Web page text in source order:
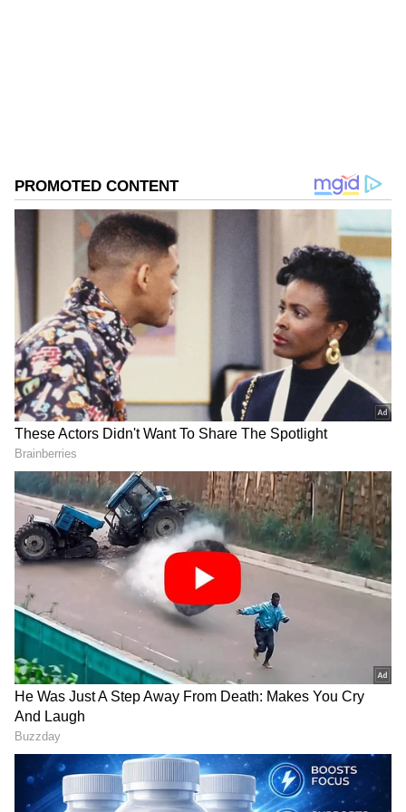
DOWNLOAD APP
ಕನ್ನಡ ಸಿನಿಮಾ (Kannada Cinema News), ಟಿವಿ
ಕಾರ್ಯಕ್ರಮಗಳು (Kannada TV Shows), ಸೆಲೆಬ್ರಿಟಿ
ಸುದ್ದಿಗಳು ಮತ್ತು ಇತ್ತೀಚಿನ ಸುದ್ದಿಗಳಿಗಾಗಿ ಏಷ್ಯಾನೆಟ್
ಸುವರ್ಣ ನ್ಯೂಸ್‌ನಲ್ಲಿ ಮನರಂಜನಾ ವಿಭಾಗ ನೋಡಿ.
ಸಿನಿಮಾ ವಿಮರ್ಶೆಗಳು (
Kannada Movies Review),
ತಾರೆಯರ ಸಂದರ್ಶನಗಳು, ಧಾರಾವಾಹಿ ಅಪ್‌ಡೇಟ್ಸ್‌,
ತೆರೆಮರೆಯ ಕಥೆಗಳು,
OTT ರಿಲೀಸ್‌ಗಳ ಬಗ್ಗೆ
ಮಾಹಿತಿಯೂ ಇಲ್ಲಿದೆ.